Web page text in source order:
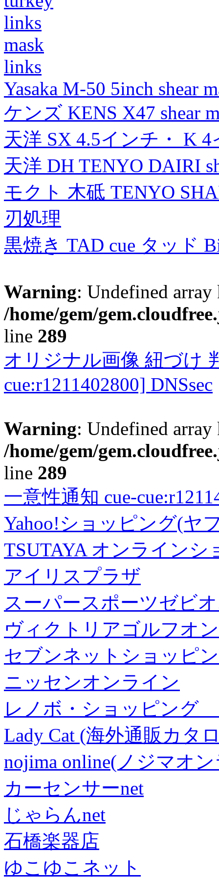
links
mask
links
Yasaka M-50 5inch shear
ケンズ KENS X47 shear
天洋 SX 4.5インチ・ K
天洋 DH TENYO DAIRI
モクト 木砥 TENYO
刃処理
黒焼き TAD cue タッド
Warning: Undefined
/home/gem/
line 289
オリジナル画像 紐づけ
cue:r1211402800] DNSsec
Warning: Undefined
/home/gem/
line 289
一意性通知 cue-
Yahoo!ショッピング(ヤ
TSUTAYA オンラインシ
アイリスプラザ
スーパースポーツゼビ
ヴィクトリアゴルフオ
セブンネットショッピ
ニッセンオンライン
レノボ・ショッピング
Lady Cat (海外通販カタ
nojima online(ノジマオ
カーセンサーnet
じゃらんnet
石橋楽器店
ゆこゆこネット